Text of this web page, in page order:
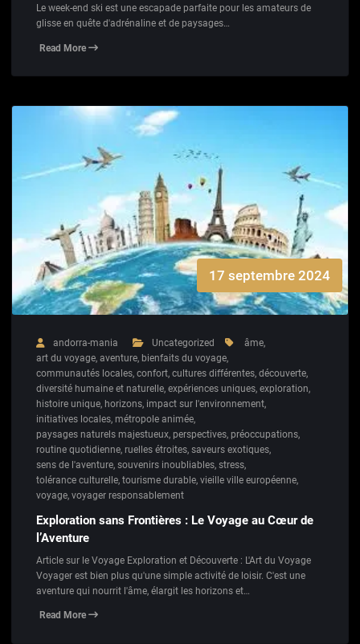
Le week-end ski est une escapade parfaite pour les amateurs de
glisse en quête d'adrénaline et de paysages…
Read More
17 septembre 2024
andorra-mania Uncategorized âme,
art du voyage, aventure, bienfaits du voyage,
communautés locales, confort, cultures différentes, découverte,
diversité humaine et naturelle, expériences uniques, exploration,
histoire unique, horizons, impact sur l'environnement,
initiatives locales, métropole animée,
paysages naturels majestueux, perspectives, préoccupations,
routine quotidienne, ruelles étroites, saveurs exotiques,
sens de l'aventure, souvenirs inoubliables, stress,
tolérance culturelle, tourisme durable, vieille ville européenne,
voyage, voyager responsablement
Exploration sans Frontières : Le Voyage au Cœur de
l’Aventure
Article sur le Voyage Exploration et Découverte : L'Art du Voyage
Voyager est bien plus qu'une simple activité de loisir. C'est une
aventure qui nourrit l'âme, élargit les horizons et…
Read More